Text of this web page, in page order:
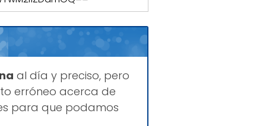
al día y preciso, pero
erróneo acerca de
para que podamos